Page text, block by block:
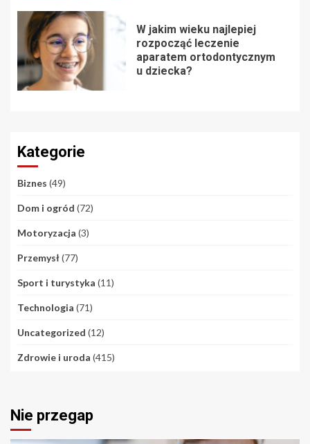
W jakim wieku najlepiej
rozpocząć leczenie
aparatem ortodontycznym
u dziecka?
Kategorie
Biznes (49)
Dom i ogród (72)
Motoryzacja (3)
Przemysł(77)
Sport i turystyka (11)
Technologia (71)
Uncategorized (12)
Zdrowie i uroda (415)
Nie przegap